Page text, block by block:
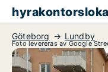
Göteborg Lundby
Foto levereras av Google